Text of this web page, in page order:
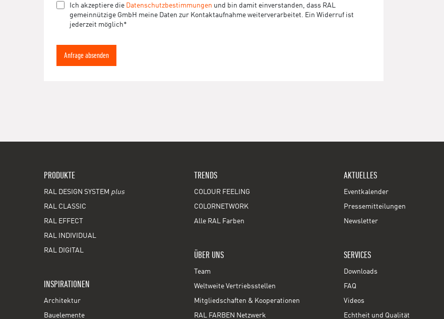
Ich akzeptiere die Datenschutzbestimmungen und bin damit einverstanden, dass RAL
gemeinnützige GmbH meine Daten zur Kontaktaufnahme weiterverarbeitet. Ein Widerruf ist
jederzeit möglich*
Anfrage absenden
PRODUKTE
RAL DESIGN SYSTEM plus
RAL CLASSIC
RAL EFFECT
RAL INDIVIDUAL
RAL DIGITAL
INSPIRATIONEN
Architektur
Bauelemente
TRENDS
COLOUR FEELING
COLORNETWORK
Alle RAL Farben
ÜBER UNS
Team
Weltweite Vertriebsstellen
Mitgliedschaften & Kooperationen
RAL FARBEN Netzwerk
AKTUELLES
Eventkalender
Pressemitteilungen
Newsletter
SERVICES
Downloads
FAQ
Videos
Echtheit und Qualität